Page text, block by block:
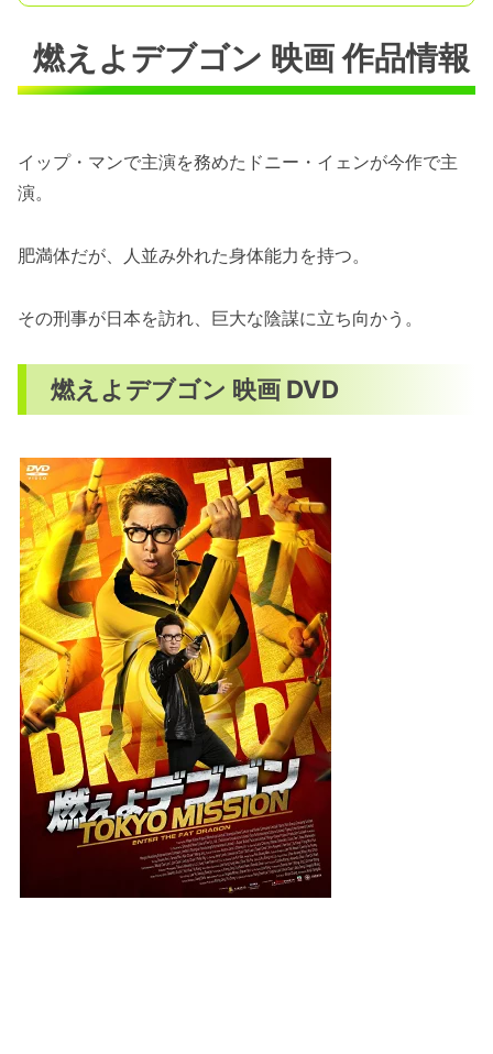
燃えよデブゴン 映画 作品情報
イップ・マンで主演を務めたドニー・イェンが今作で主
演。
肥満体だが、人並み外れた身体能力を持つ。
その刑事が日本を訪れ、巨大な陰謀に立ち向かう。
燃えよデブゴン 映画 DVD